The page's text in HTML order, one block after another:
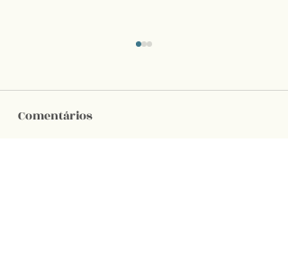
Comentários